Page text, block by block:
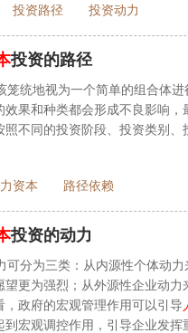
投资路径 投资动力
投资的路径
笼统地视为一个简单的组合体
效果和种类都会形成不良影响，
不同的投资阶段、投资类别
资本 路径依赖
投资的动力
可分为三类：从内源性个体动
更为强烈；从外源性企业动力
政府的宏观管理作用可以引导
到宏观调控作用，引导企业发